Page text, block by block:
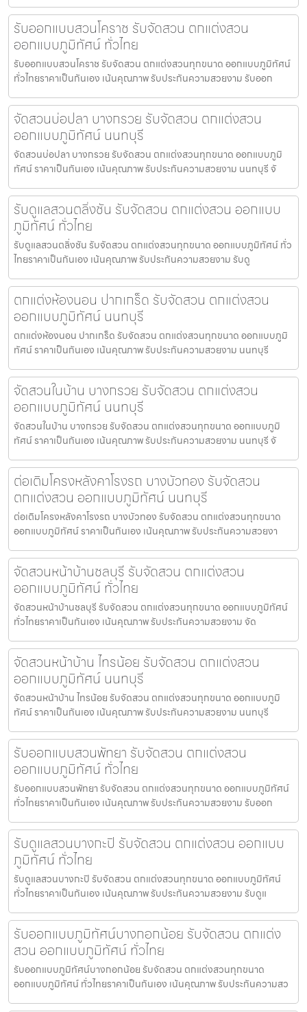
รับออกแบบสวนโคราช รับจัดสวน ตกแต่งสวน
ออกแบบภูมิทัศน์ ทั่วไทย
รับออกแบบสวนโคราช รับจัดสวน ตกแต่งสวนทุกขนาด ออกแบบภูมิทัศน์
ทั่วไทยราคาเป็นกันเอง เน้นคุณภาพ รับประกันความสวยงาม รับออก
จัดสวนบ่อปลา บางกรวย รับจัดสวน ตกแต่งสวน
ออกแบบภูมิทัศน์ นนทบุรี
จัดสวนบ่อปลา บางกรวย รับจัดสวน ตกแต่งสวนทุกขนาด ออกแบบภูมิ
ทัศน์ ราคาเป็นกันเอง เน้นคุณภาพ รับประกันความสวยงาม นนทบุรี จั
รับดูแลสวนตลิ่งชัน รับจัดสวน ตกแต่งสวน ออกแบบ
ภูมิทัศน์ ทั่วไทย
รับดูแลสวนตลิ่งชัน รับจัดสวน ตกแต่งสวนทุกขนาด ออกแบบภูมิทัศน์ ทั่ว
ไทยราคาเป็นกันเอง เน้นคุณภาพ รับประกันความสวยงาม รับดู
ตกแต่งห้องนอน ปากเกร็ด รับจัดสวน ตกแต่งสวน
ออกแบบภูมิทัศน์ นนทบุรี
ตกแต่งห้องนอน ปากเกร็ด รับจัดสวน ตกแต่งสวนทุกขนาด ออกแบบภูมิ
ทัศน์ ราคาเป็นกันเอง เน้นคุณภาพ รับประกันความสวยงาม นนทบุรี
จัดสวนในบ้าน บางกรวย รับจัดสวน ตกแต่งสวน
ออกแบบภูมิทัศน์ นนทบุรี
จัดสวนในบ้าน บางกรวย รับจัดสวน ตกแต่งสวนทุกขนาด ออกแบบภูมิ
ทัศน์ ราคาเป็นกันเอง เน้นคุณภาพ รับประกันความสวยงาม นนทบุรี จั
ต่อเติมโครงหลังคาโรงรถ บางบัวทอง รับจัดสวน
ตกแต่งสวน ออกแบบภูมิทัศน์ นนทบุรี
ต่อเติมโครงหลังคาโรงรถ บางบัวทอง รับจัดสวน ตกแต่งสวนทุกขนาด
ออกแบบภูมิทัศน์ ราคาเป็นกันเอง เน้นคุณภาพ รับประกันความสวยงา
จัดสวนหน้าบ้านชลบุรี รับจัดสวน ตกแต่งสวน
ออกแบบภูมิทัศน์ ทั่วไทย
จัดสวนหน้าบ้านชลบุรี รับจัดสวน ตกแต่งสวนทุกขนาด ออกแบบภูมิทัศน์
ทั่วไทยราคาเป็นกันเอง เน้นคุณภาพ รับประกันความสวยงาม จัด
จัดสวนหน้าบ้าน ไทรน้อย รับจัดสวน ตกแต่งสวน
ออกแบบภูมิทัศน์ นนทบุรี
จัดสวนหน้าบ้าน ไทรน้อย รับจัดสวน ตกแต่งสวนทุกขนาด ออกแบบภูมิ
ทัศน์ ราคาเป็นกันเอง เน้นคุณภาพ รับประกันความสวยงาม นนทบุรี
รับออกแบบสวนพัทยา รับจัดสวน ตกแต่งสวน
ออกแบบภูมิทัศน์ ทั่วไทย
รับออกแบบสวนพัทยา รับจัดสวน ตกแต่งสวนทุกขนาด ออกแบบภูมิทัศน์
ทั่วไทยราคาเป็นกันเอง เน้นคุณภาพ รับประกันความสวยงาม รับออก
รับดูแลสวนบางกะปิ รับจัดสวน ตกแต่งสวน ออกแบบ
ภูมิทัศน์ ทั่วไทย
รับดูแลสวนบางกะปิ รับจัดสวน ตกแต่งสวนทุกขนาด ออกแบบภูมิทัศน์
ทั่วไทยราคาเป็นกันเอง เน้นคุณภาพ รับประกันความสวยงาม รับดูแ
รับออกแบบภูมิทัศน์บางกอกน้อย รับจัดสวน ตกแต่ง
สวน ออกแบบภูมิทัศน์ ทั่วไทย
รับออกแบบภูมิทัศน์บางกอกน้อย รับจัดสวน ตกแต่งสวนทุกขนาด
ออกแบบภูมิทัศน์ ทั่วไทยราคาเป็นกันเอง เน้นคุณภาพ รับประกันความสว